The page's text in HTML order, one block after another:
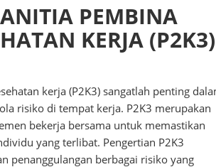
PEMBINA
KERJA (P2K3)
kerja (P2K3) sangatlah penting
risiko di tempat kerja. P2K3 merupakan
bekerja bersama untuk memastikan
yang terlibat. Pengertian P2K3
penanggulangan berbagai risiko yang